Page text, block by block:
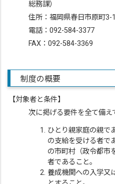
総務課）
住所：福岡県春日市原町
電話：092-584-3377
FAX：092-584-3369
制度の概要
【対象者と条件】
次に掲げる要件を全て備え
ひとり親家庭の親で
の支給を受ける者で
の市町村（政令都市
者であること。
養成機関への入学又